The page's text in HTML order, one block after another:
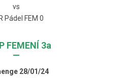
vs
Pádel FEM 0
FEMENÍ 3a
—
28/01/24